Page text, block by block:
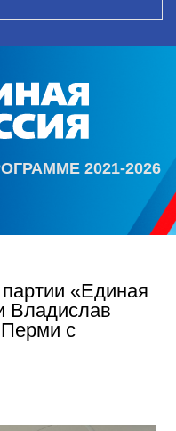
2021-2026
«Единая
Владислав
Перми с